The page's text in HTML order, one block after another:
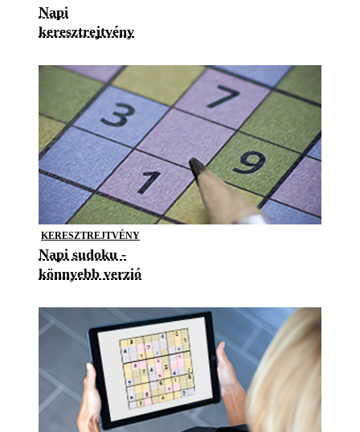
Napi
keresztrejtvény
KERESZTREJTVÉNY
Napi sudoku -
könnyebb verzió